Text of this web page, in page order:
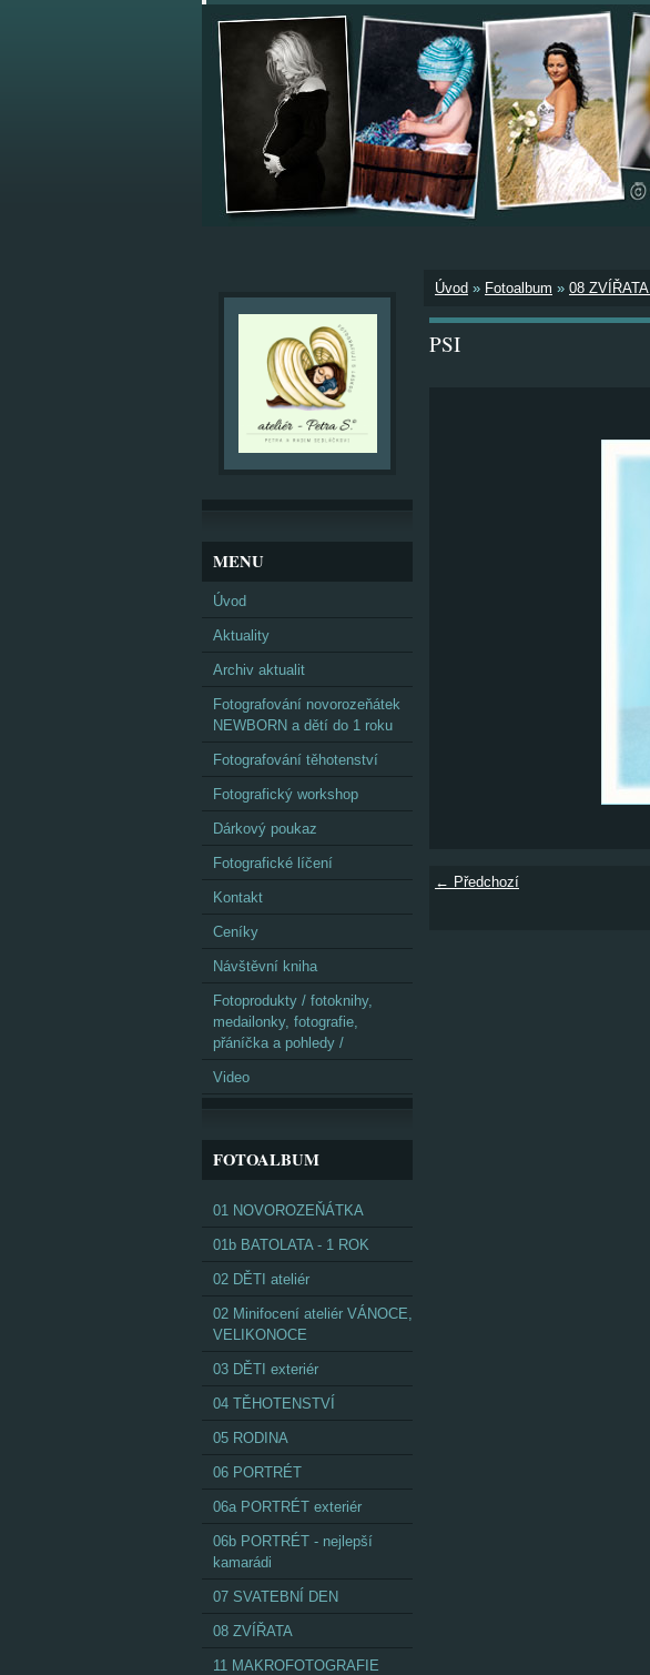
Úvod » Fotoalbum » 08 ZVÍŘATA
PSI
← Předchozí
MENU
Úvod
Aktuality
Archiv aktualit
Fotografování novorozeňátek
NEWBORN a dětí do 1 roku
Fotografování těhotenství
Fotografický workshop
Dárkový poukaz
Fotografické líčení
Kontakt
Ceníky
Návštěvní kniha
Fotoprodukty / fotoknihy,
medailonky, fotografie,
přáníčka a pohledy /
Video
FOTOALBUM
01 NOVOROZEŇÁTKA
01b BATOLATA - 1 ROK
02 DĚTI ateliér
02 Minifocení ateliér VÁNOCE,
VELIKONOCE
03 DĚTI exteriér
04 TĚHOTENSTVÍ
05 RODINA
06 PORTRÉT
06a PORTRÉT exteriér
06b PORTRÉT - nejlepší
kamarádi
07 SVATEBNÍ DEN
08 ZVÍŘATA
11 MAKROFOTOGRAFIE